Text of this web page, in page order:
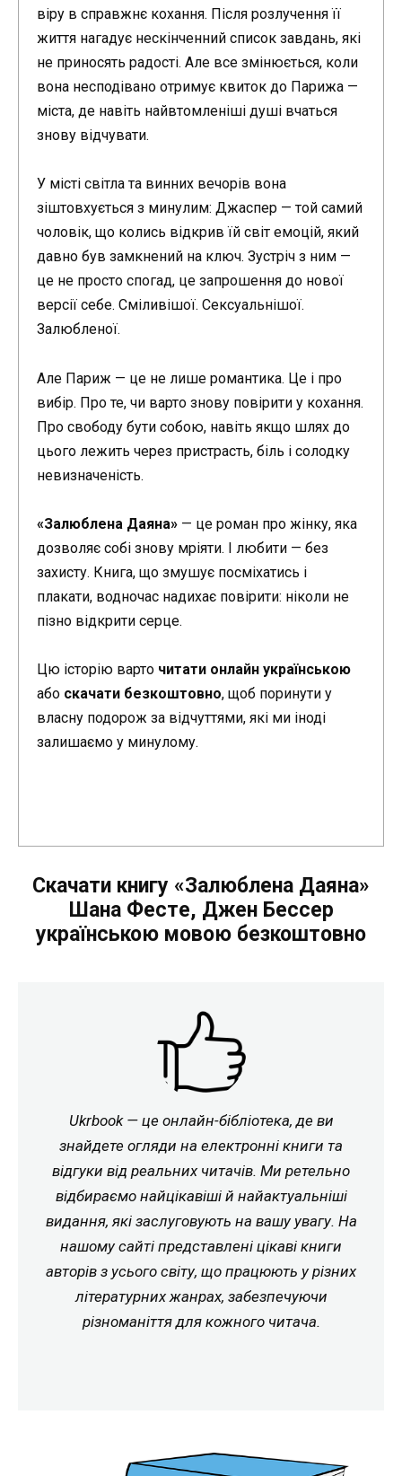
віру в справжнє кохання. Після розлучення її
життя нагадує нескінченний список завдань, які
не приносять радості. Але все змінюється, коли
вона несподівано отримує квиток до Парижа —
міста, де навіть найвтомленіші душі вчаться
знову відчувати.
У місті світла та винних вечорів вона
зіштовхується з минулим: Джаспер — той самий
чоловік, що колись відкрив їй світ емоцій, який
давно був замкнений на ключ. Зустріч з ним —
це не просто спогад, це запрошення до нової
версії себе. Сміливішої. Сексуальнішої.
Залюбленої.
Але Париж — це не лише романтика. Це і про
вибір. Про те, чи варто знову повірити у кохання.
Про свободу бути собою, навіть якщо шлях до
цього лежить через пристрасть, біль і солодку
невизначеність.
«Залюблена Даяна» — це роман про жінку, яка
дозволяє собі знову мріяти. І любити — без
захисту. Книга, що змушує посміхатись і
плакати, водночас надихає повірити: ніколи не
пізно відкрити серце.
Цю історію варто читати онлайн українською
або скачати безкоштовно, щоб поринути у
власну подорож за відчуттями, які ми іноді
залишаємо у минулому.
Скачати книгу «Залюблена Даяна»
Шана Фестe, Джен Бессер
українською мовою безкоштовно
Ukrbook — це онлайн-бібліотека, де ви
знайдете огляди на електронні книги та
відгуки від реальних читачів. Ми ретельно
відбираємо найцікавіші й найактуальніші
видання, які заслуговують на вашу увагу. На
нашому сайті представлені цікаві книги
авторів з усього світу, що працюють у різних
літературних жанрах, забезпечуючи
різноманіття для кожного читача.